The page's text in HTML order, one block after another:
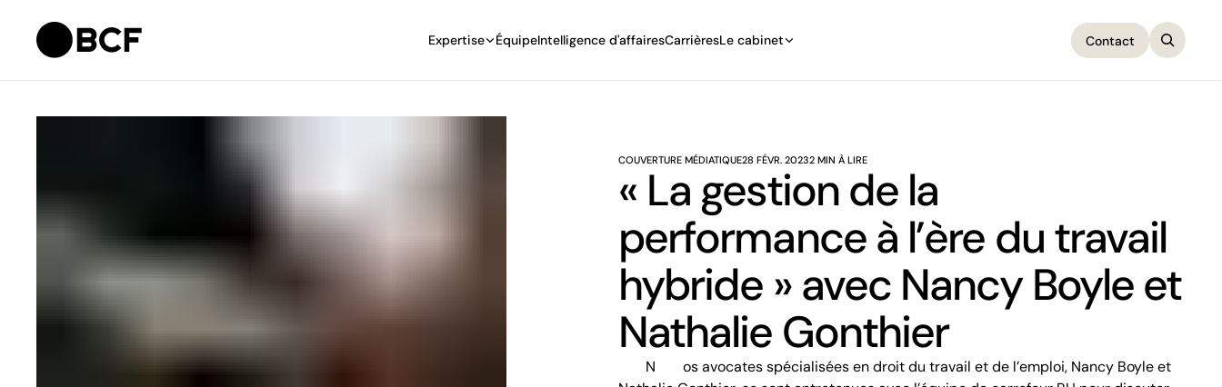
Expertise ÉquipeIntelligence d'affairesCarrièresLe cabinet Contact
COUVERTURE MÉDIATIQUE28 FÉVR. 20232 MIN À LIRE
« La gestion de la
performance à l’ère du travail
hybride » avec Nancy Boyle et
Nathalie Gonthier
Nos avocates spécialisées en droit du travail et de l’emploi, Nancy Boyle et